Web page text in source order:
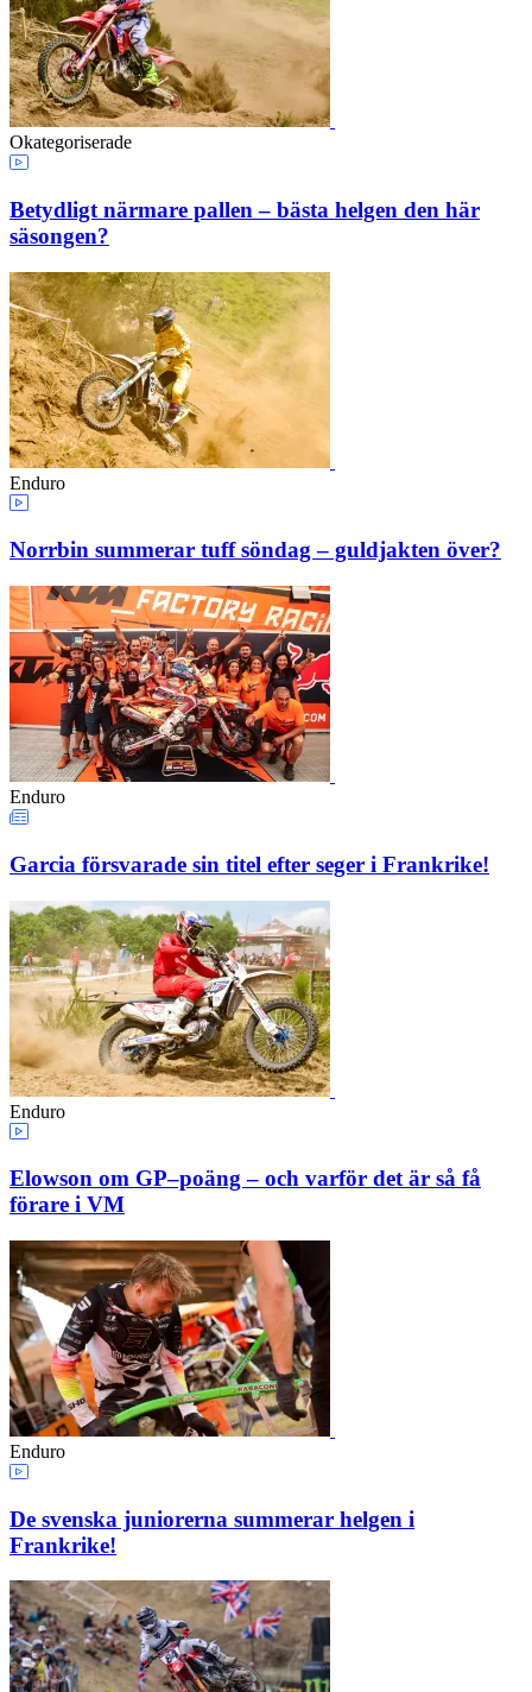
Okategoriserade
Betydligt närmare pallen – bästa helgen den här
säsongen?
Enduro
Norrbin summerar tuff söndag – guldjakten över?
Enduro
Garcia försvarade sin titel efter seger i Frankrike!
Enduro
Elowson om GP–poäng – och varför det är så få
förare i VM
Enduro
De svenska juniorerna summerar helgen i
Frankrike!